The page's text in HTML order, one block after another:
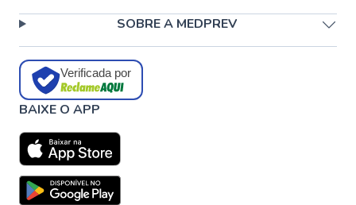
SOBRE A MEDPREV
Verificada por
BAIXE O APP